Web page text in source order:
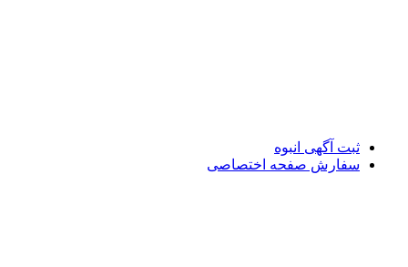
ثبت آگهی انبوه
سفارش صفحه اختصاصی